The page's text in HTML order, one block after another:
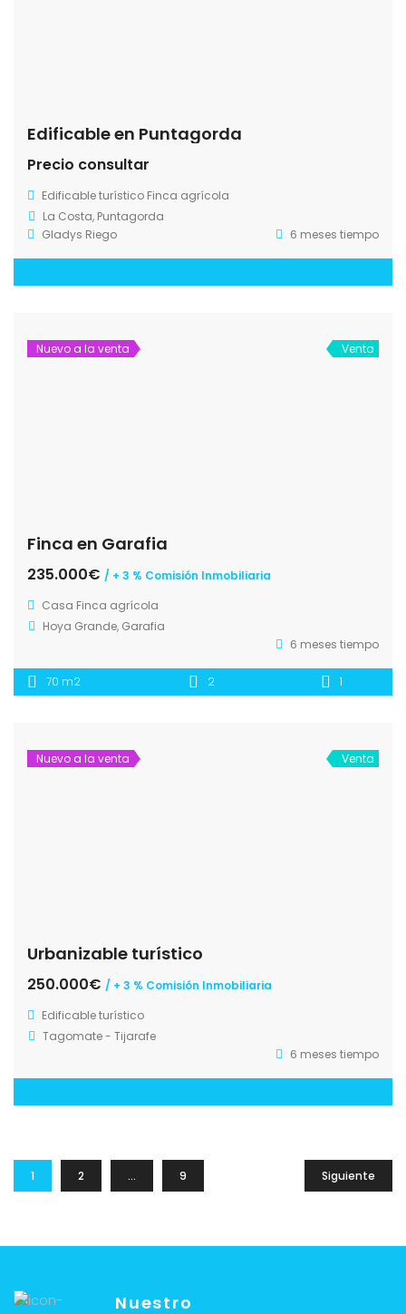
Edificable en Puntagorda
Precio consultar
Edificable turístico Finca agrícola
La Costa, Puntagorda
Gladys Riego
6 meses tiempo
Nuevo a la venta Venta
Finca en Garafia
235.000€ / + 3 % Comisión Inmobiliaria
Casa Finca agrícola
Hoya Grande, Garafia
6 meses tiempo
70 m2 2 1
Nuevo a la venta Venta
Urbanizable turístico
250.000€ / + 3 % Comisión Inmobiliaria
Edificable turístico
Tagomate - Tijarafe
6 meses tiempo
1 2 … 9 Siguiente
Nuestro